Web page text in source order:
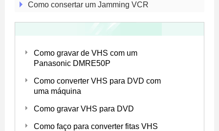
Como consertar um Jamming VCR
Como gravar de VHS com um
Panasonic DMRE50P
Como converter VHS para DVD com
uma máquina
Como gravar VHS para DVD
Como faço para converter fitas VHS